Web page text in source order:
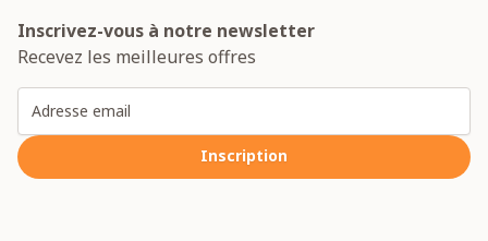
Inscrivez-vous à notre newsletter
Recevez les meilleures offres
Inscription